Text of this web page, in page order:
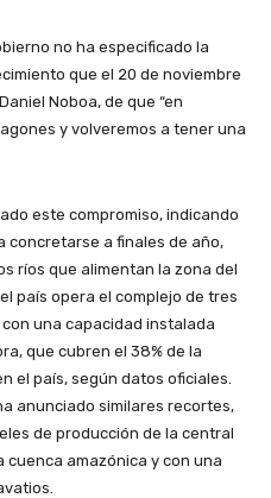
no ha especificado la
que el 20 de noviembre
Noboa, de que “en
y volveremos a tener una
este compromiso, indicando
concretarse a finales de año,
ríos que alimentan la zona del
país opera el complejo de tres
una capacidad instalada
que cubren el 38% de la
el país, según datos oficiales.
anunciado similares recortes,
de producción de la central
cuenca amazónica y con una